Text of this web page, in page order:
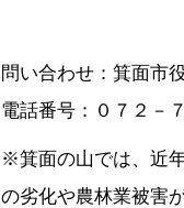
問い合わせ：箕面市
電話番号：０７２－
※箕面の山では、近
の劣化や農林業被害